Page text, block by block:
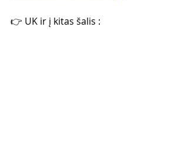
👉 UK ir į kitas šalis :